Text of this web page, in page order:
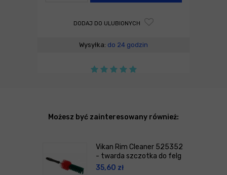
DODAJ DO ULUBIONYCH
Wysyłka: do 24 godzin
Możesz być zainteresowany również:
Vikan Rim Cleaner 525352
- twarda szczotka do felg
35,60 zł